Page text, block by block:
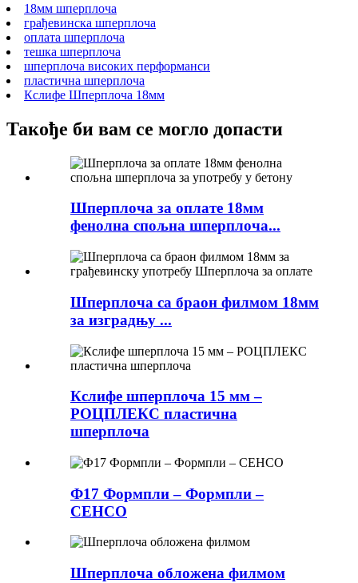
18мм шперплоча
грађевинска шперплоча
оплата шперплоча
тешка шперплоча
шперплоча високих перформанси
пластична шперплоча
Кслифе Шперплоча 18мм
Такође би вам се могло допасти
Шперплоча за оплате 18мм
фенолна спољна шперплоча...
Шперплоча са браон филмом 18мм
за изградњу ...
Кслифе шперплоча 15 мм –
РОЦПЛЕКС пластична
шперплоча
Ф17 Формпли – Формпли –
СЕНСО
Шперплоча обложена филмом